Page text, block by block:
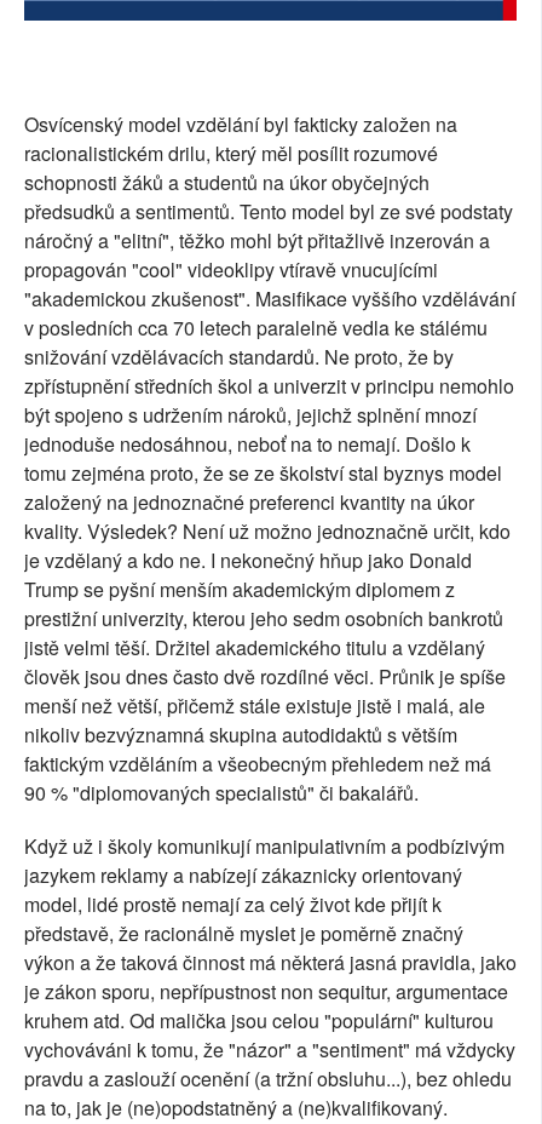
Osvícenský model vzdělání byl fakticky založen na
racionalistickém drilu, který měl posílit rozumové
schopnosti žáků a studentů na úkor obyčejných
předsudků a sentimentů. Tento model byl ze své podstaty
náročný a "elitní", těžko mohl být přitažlivě inzerován a
propagován "cool" videoklipy vtíravě vnucujícími
"akademickou zkušenost". Masifikace vyššího vzdělávání
v posledních cca 70 letech paralelně vedla ke stálému
snižování vzdělávacích standardů. Ne proto, že by
zpřístupnění středních škol a univerzit v principu nemohlo
být spojeno s udržením nároků, jejichž splnění mnozí
jednoduše nedosáhnou, neboť na to nemají. Došlo k
tomu zejména proto, že se ze školství stal byznys model
založený na jednoznačné preferenci kvantity na úkor
kvality. Výsledek? Není už možno jednoznačně určit, kdo
je vzdělaný a kdo ne. I nekonečný hňup jako Donald
Trump se pyšní menším akademickým diplomem z
prestižní univerzity, kterou jeho sedm osobních bankrotů
jistě velmi těší. Držitel akademického titulu a vzdělaný
člověk jsou dnes často dvě rozdílné věci. Průnik je spíše
menší než větší, přičemž stále existuje jistě i malá, ale
nikoliv bezvýznamná skupina autodidaktů s větším
faktickým vzděláním a všeobecným přehledem než má
90 % "diplomovaných specialistů" či bakalářů.
Když už i školy komunikují manipulativním a podbízivým
jazykem reklamy a nabízejí zákaznicky orientovaný
model, lidé prostě nemají za celý život kde přijít k
představě, že racionálně myslet je poměrně značný
výkon a že taková činnost má některá jasná pravidla, jako
je zákon sporu, nepřípustnost non sequitur, argumentace
kruhem atd. Od malička jsou celou "populární" kulturou
vychováváni k tomu, že "názor" a "sentiment" má vždycky
pravdu a zaslouží ocenění (a tržní obsluhu...), bez ohledu
na to, jak je (ne)opodstatněný a (ne)kvalifikovaný.